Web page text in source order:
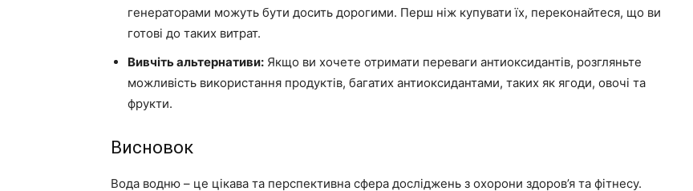
генераторами можуть бути досить дорогими. Перш ніж купувати їх, переконайтеся, що ви
готові до таких витрат.
Вивчіть альтернативи: Якщо ви хочете отримати переваги антиоксидантів, розгляньте
можливість використання продуктів, багатих антиоксидантами, таких як ягоди, овочі та
фрукти.
Висновок
Вода водню – це цікава та перспективна сфера досліджень з охорони здоров’я та фітнесу.